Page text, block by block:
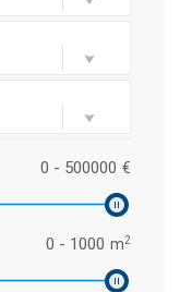
€
0 - 500000
m2
0 - 1000